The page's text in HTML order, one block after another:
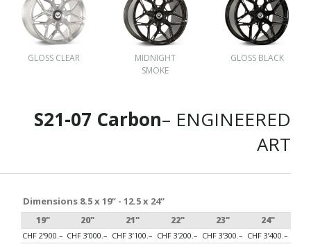
GLOSS CLEAR
MIDNIGHT
SMOKE
GLOSS BLACK
S21-07 Carbon– ENGINEERED
ART
Dimensions 8.5 x 19“ - 12.5 x 24“
19" 20" 21" 22" 23" 24"
CHF 2’900.– CHF 3’000.– CHF 3’100.– CHF 3’200.– CHF 3’300.– CHF 3’400.–